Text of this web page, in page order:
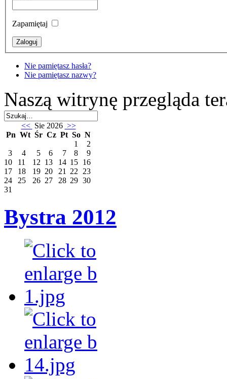
Zapamiętaj
Nie pamiętasz hasła?
Nie pamiętasz nazwy?
Naszą witrynę przegląda
<< Sie 2026 >>
Pn Wt Śr Cz Pt So N
1
2
3
4 5 6 7 8
9
10
11 12 13 14 15 16
17
18 19 20 21 22
23
24
25 26 27 28 29 30
31
Bystra 2012